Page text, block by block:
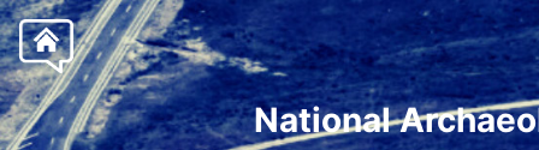
National